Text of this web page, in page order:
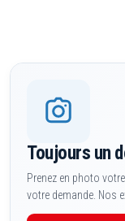
Toujours un
Prenez en photo
votre demande. Nos